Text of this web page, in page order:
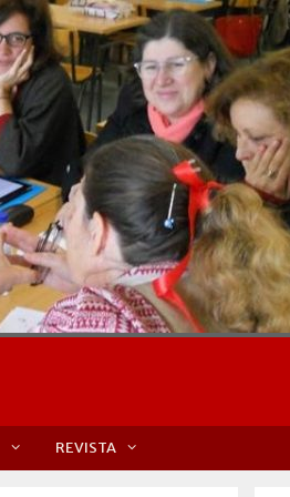
REVISTA